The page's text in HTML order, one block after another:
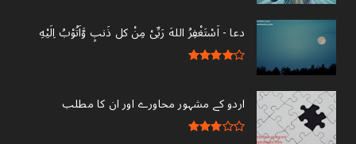
دعا - ‎اَسْتَغْفِرُ اللهَ رَبِّىْ مِنْ کل ذَنبٍ وَّاَتُوْبُ اِلَيْهِ
اردو کے مشہور محاورے اور ان کا مطلب